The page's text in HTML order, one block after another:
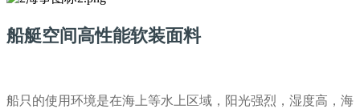
船艇空间高性能软装面料
船只的使用环境是在海上等水上区域，阳光强烈，湿度高，海